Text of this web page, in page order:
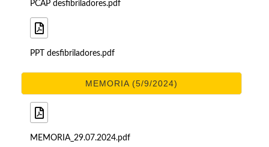
PCAP desfibriladores.pdf
PPT desfibriladores.pdf
MEMORIA (5/9/2024)
MEMORIA_29.07.2024.pdf